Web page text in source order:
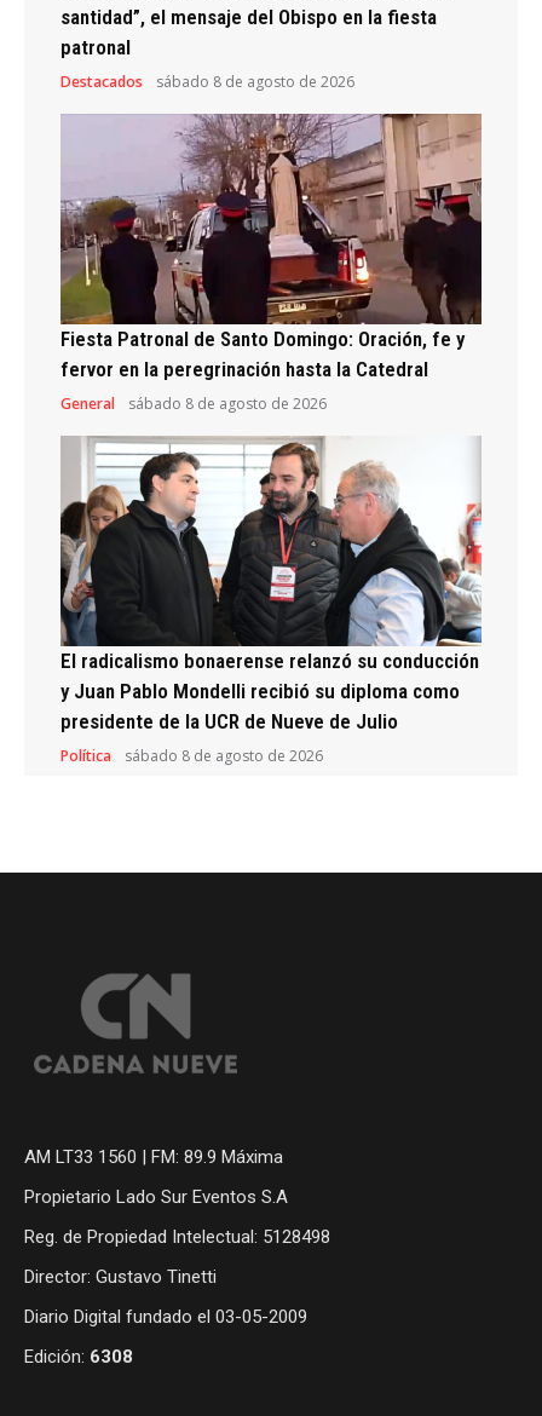
santidad”, el mensaje del Obispo en la fiesta
patronal
Destacados sábado 8 de agosto de 2026
Fiesta Patronal de Santo Domingo: Oración, fe y
fervor en la peregrinación hasta la Catedral
General sábado 8 de agosto de 2026
El radicalismo bonaerense relanzó su conducción
y Juan Pablo Mondelli recibió su diploma como
presidente de la UCR de Nueve de Julio
Política sábado 8 de agosto de 2026
AM LT33 1560 | FM: 89.9 Máxima
Propietario Lado Sur Eventos S.A
Reg. de Propiedad Intelectual: 5128498
Director: Gustavo Tinetti
Diario Digital fundado el 03-05-2009
Edición: 6308